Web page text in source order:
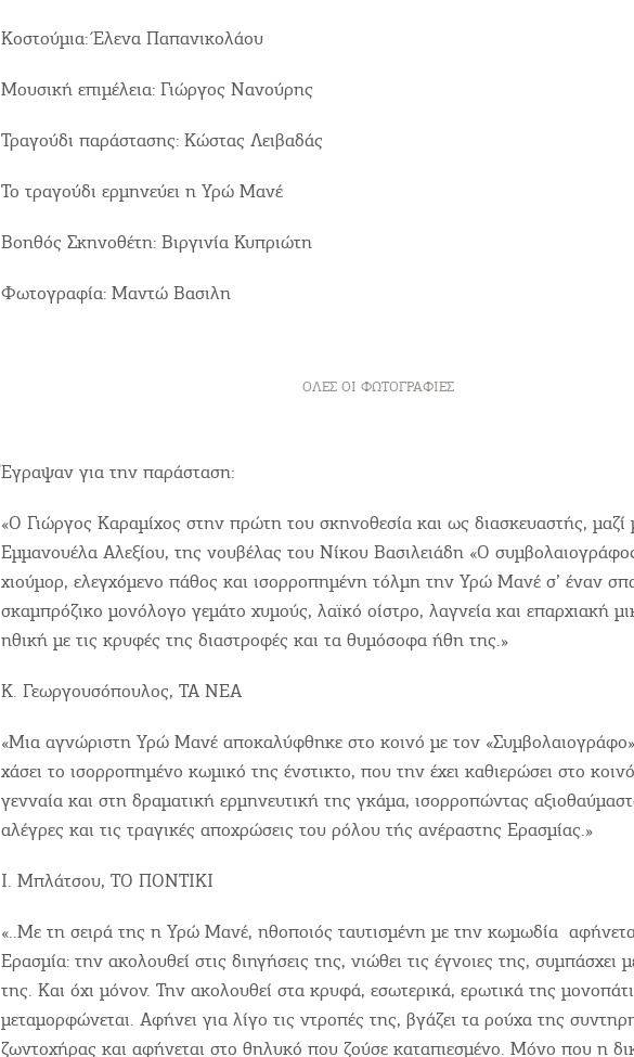
Κοστούμια: Έλενα Παπανικολάου
Μουσική επιμέλεια: Γιώργος Νανούρης
Τραγούδι παράστασης: Κώστας Λειβαδάς
Το τραγούδι ερμηνεύει η Υρώ Μανέ
Βοηθός Σκηνοθέτη: Βιργινία Κυπριώτη
Φωτογραφία: Μαντώ Βασιλη
ΌΛΕΣ ΟΙ ΦΩΤΟΓΡΑΦΊΕΣ
Έγραψαν για την παράσταση:
«Ο Γιώργος Καραµίχος στην πρώτη του σκηνοθεσία και ως διασκευαστής, μαζί
Εµµανουέλα Αλεξίου, της νουβέλας του Νίκου Βασιλειάδη «Ο
χιούµορ, ελεγχόµενο πάθος και ισορροπημένη τόλµη την Υρώ Μανέ σ’ έναν
σκαµπρόζικο µονόλογο γεµάτο χυµούς, λαϊκό οίστρο, λαγνεία και επαρχιακή
ηθική µε τις κρυφές της διαστροφές και τα θυµόσοφα ήθη της.»
Κ. Γεωργουσόπουλος, ΤΑ ΝΕΑ
«Μια αγνώριστη Υρώ Μανέ αποκαλύφθηκε στο κοινό με τον
χάσει το ισορροπημένο κωμικό της ένστικτο, που την έχει καθιερώσει στο
γενναία και στη δραματική ερμηνευτική της γκάμα, ισορροπώντας
αλέγρες και τις τραγικές αποχρώσεις του ρόλου τής ανέραστης Ερασμίας.»
Ι. Μπλάτσου, ΤΟ ΠΟΝΤΙΚΙ
«..Με τη σειρά της η Υρώ Μανέ, ηθοποιός ταυτισμένη με την κωμωδία
Ερασμία: την ακολουθεί στις διηγήσεις της, νιώθει τις έγνοιες της, συμπάσχει
της. Και όχι μόνον. Την ακολουθεί στα κρυφά, εσωτερικά, ερωτικά της
μεταμορφώνεται. Αφήνει για λίγο τις ντροπές της, βγάζει τα ρούχα της
ζωντοχήρας και αφήνεται στο θηλυκό που ζούσε καταπιεσμένο. Μόνο που η